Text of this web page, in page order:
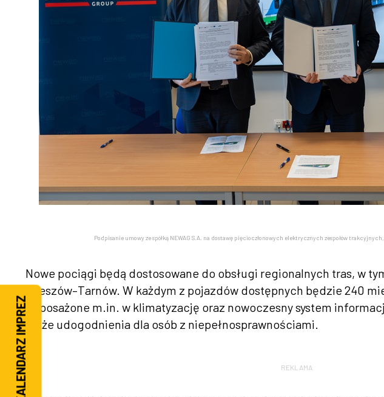
Podpisanie umowy ze spółką NEWAG S.A. na dostawę pięcioczłonowych elektrycznych zespołów
Nowe pociągi będą dostosowane do obsługi regionalnych tras, w
Rzeszów–Tarnów. W każdym z pojazdów dostępnych będzie 240
wyposażone m.in. w klimatyzację oraz nowoczesny system
także udogodnienia dla osób z niepełnosprawnościami.
REKLAMA
KALENDARZ IMPREZ